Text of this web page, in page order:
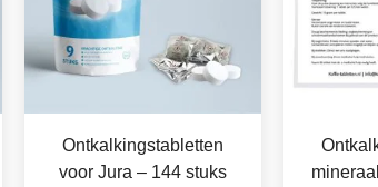
Ontkalkingstabletten
voor Jura – 144 stuks